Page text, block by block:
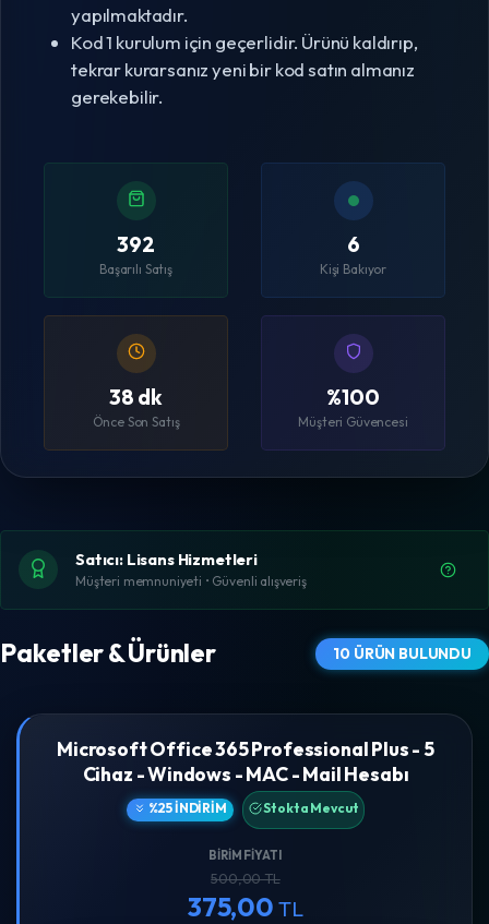
yapılmaktadır.
Kod 1 kurulum için geçerlidir. Ürünü kaldırıp,
tekrar kurarsanız yeni bir kod satın almanız
gerekebilir.
392
Başarılı Satış
6
Kişi Bakıyor
38 dk
Önce Son Satış
%100
Müşteri Güvencesi
Satıcı: Lisans Hizmetleri
Müşteri memnuniyeti • Güvenli alışveriş
Paketler & Ürünler 10 ÜRÜN BULUNDU
Microsoft Office 365 Professional Plus - 5
Cihaz - Windows - MAC - Mail Hesabı
%25 İNDIRIM Stokta Mevcut
BIRIM FIYATI
500,00 TL
375,00TL